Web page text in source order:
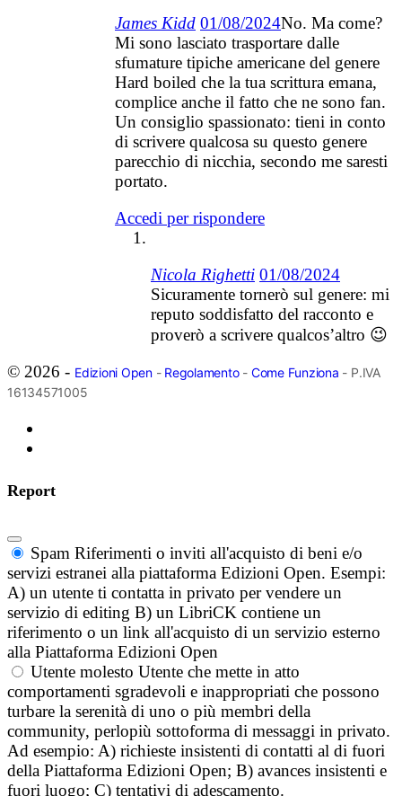
James Kidd 01/08/2024No. Ma come?
Mi sono lasciato trasportare dalle
sfumature tipiche americane del genere
Hard boiled che la tua scrittura emana,
complice anche il fatto che ne sono fan.
Un consiglio spassionato: tieni in conto
di scrivere qualcosa su questo genere
parecchio di nicchia, secondo me saresti
portato.
Accedi per rispondere
Nicola Righetti 01/08/2024
Sicuramente tornerò sul genere: mi
reputo soddisfatto del racconto e
proverò a scrivere qualcos’altro 😉
© 2026 - Edizioni Open- Regolamento- Come Funziona - P.IVA
16134571005
Report
Spam Riferimenti o inviti all'acquisto di beni e/o
servizi estranei alla piattaforma Edizioni Open. Esempi:
A) un utente ti contatta in privato per vendere un
servizio di editing B) un LibriCK contiene un
riferimento o un link all'acquisto di un servizio esterno
alla Piattaforma Edizioni Open
Utente molesto Utente che mette in atto
comportamenti sgradevoli e inappropriati che possono
turbare la serenità di uno o più membri della
community, perlopiù sottoforma di messaggi in privato.
Ad esempio: A) richieste insistenti di contatti al di fuori
della Piattaforma Edizioni Open; B) avances insistenti e
fuori luogo; C) tentativi di adescamento.